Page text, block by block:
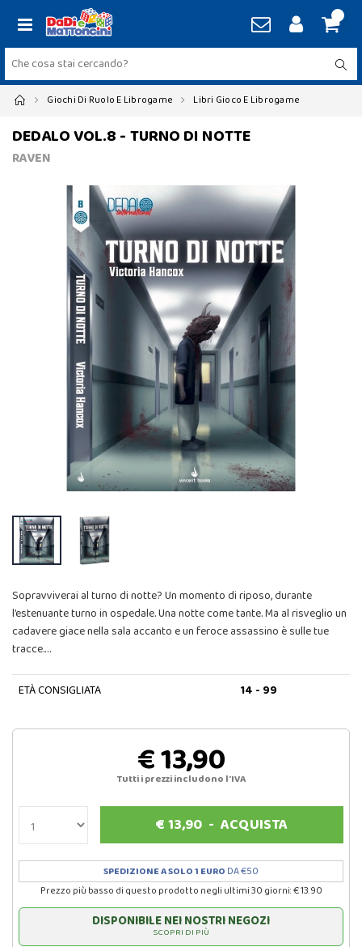
Giochi Di Ruolo E Librogame Libri Gioco E Librogame
DEDALO VOL.8 - TURNO DI NOTTE
RAVEN
Sopravviverai al turno di notte? Un momento di riposo, durante
l’estenuante turno in ospedale. Una notte come tante. Ma al risveglio un
cadavere giace nella sala accanto e un feroce assassino è sulle tue
tracce.…
ETÀ CONSIGLIATA 14 - 99
€ 13,90
Tutti i prezzi includono l'IVA
€13,90 -ACQUISTA
SPEDIZIONE A SOLO 1 EURO DA €50
Prezzo più basso di questo prodotto negli ultimi 30 giorni: € 13.90
DISPONIBILE NEI NOSTRI NEGOZI
SCOPRI DI PIÙ